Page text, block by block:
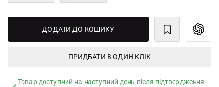
ДОДАТИ ДО КОШИКУ
ПРИДБАТИ В ОДИН КЛІК
Товар доступний на наступний день після підтвердження